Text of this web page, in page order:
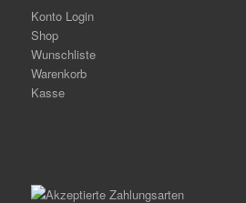
Konto Login
Shop
Wunschliste
Warenkorb
Kasse